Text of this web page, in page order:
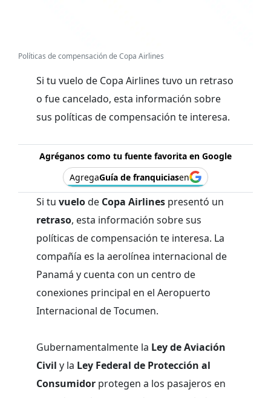
Políticas de compensación de Copa Airlines
Si tu vuelo de Copa Airlines tuvo un retraso
o fue cancelado, esta información sobre
sus políticas de compensación te interesa.
Agréganos como tu fuente favorita en Google
AgregaGuía de franquiciasen
Si tu vuelode Copa Airlines presentó un
retraso, esta información sobre sus
políticas de compensación te interesa. La
compañía es la aerolínea internacional de
Panamá y cuenta con un centro de
conexiones principal en el Aeropuerto
Internacional de Tocumen.
Gubernamentalmente la Ley de Aviación
Civil y la Ley Federal de Protección al
Consumidor protegen a los pasajeros en